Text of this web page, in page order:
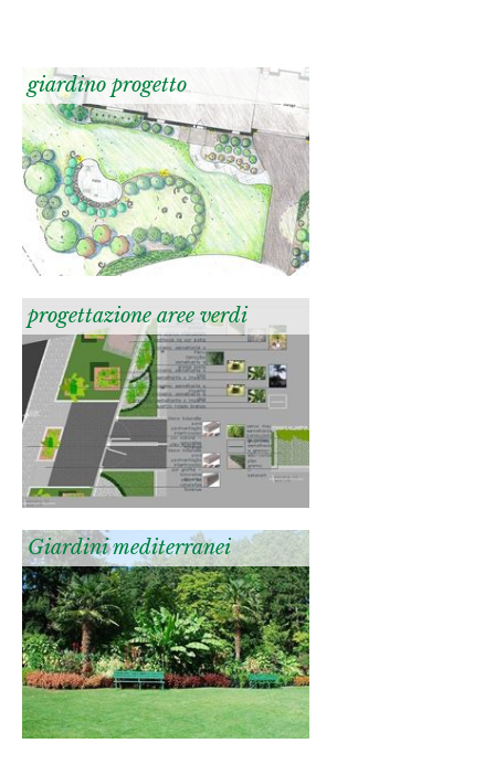
giardino progetto
progettazione aree verdi
Giardini mediterranei